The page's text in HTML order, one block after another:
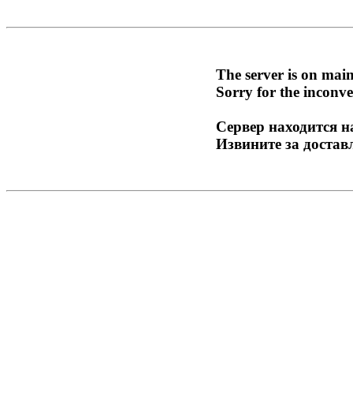
The server is on
Sorry for the
Сервер находится
Извините за